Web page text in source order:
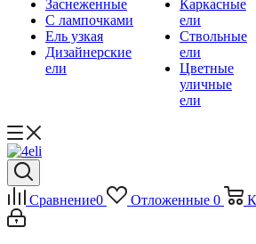
Заснеженные
С лампочками
Ель узкая
Дизайнерские
ели
Каркасные
ели
Ствольные
ели
Цветные
уличные
ели
Сравнение0 Отложенные 0